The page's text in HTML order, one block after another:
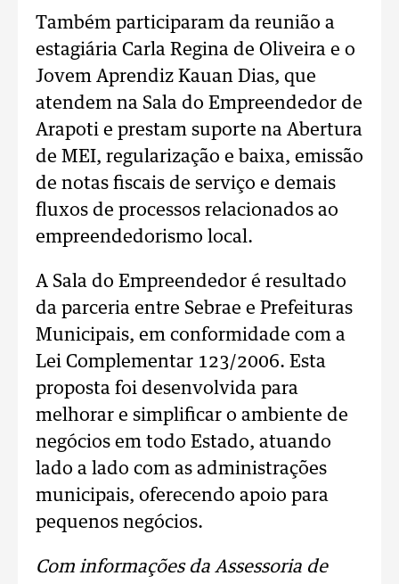
Também participaram da reunião a
estagiária Carla Regina de Oliveira e o
Jovem Aprendiz Kauan Dias, que
atendem na Sala do Empreendedor de
Arapoti e prestam suporte na Abertura
de MEI, regularização e baixa, emissão
de notas fiscais de serviço e demais
fluxos de processos relacionados ao
empreendedorismo local.
A Sala do Empreendedor é resultado
da parceria entre Sebrae e Prefeituras
Municipais, em conformidade com a
Lei Complementar 123/2006. Esta
proposta foi desenvolvida para
melhorar e simplificar o ambiente de
negócios em todo Estado, atuando
lado a lado com as administrações
municipais, oferecendo apoio para
pequenos negócios.
Com informações da Assessoria de